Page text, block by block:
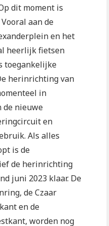
dit moment is
aan de
en het
heerlijk fietsen
toegankelijke
herinrichting van
in
de nieuwe
en
Als alles
is de
de herinrichting
juni 2023 klaar. De
de Czaar
en de
worden nog